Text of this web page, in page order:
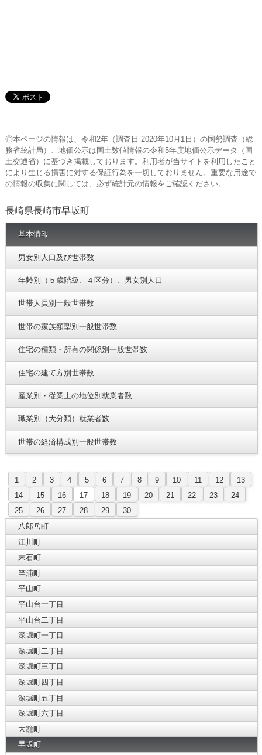
◎本ページの情報は、令和2年（調査日 2020年10月1日）の国勢調査（総
務省統計局）、地価公示は国土数値情報の令和5年度地価公示データ（国
土交通省）に基づき掲載しております。利用者が当サイトを利用したこと
により生じる損害に対する保証行為を一切しておりません。重要な用途で
の情報の収集に関しては、必ず統計元の情報をご確認ください。
長崎県長崎市早坂町
基本情報
男女別人口及び世帯数
年齢別（５歳階級、４区分）、男女別人口
世帯人員別一般世帯数
世帯の家族類型別一般世帯数
住宅の種類・所有の関係別一般世帯数
住宅の建て方別世帯数
産業別・従業上の地位別就業者数
職業別（大分類）就業者数
世帯の経済構成別一般世帯数
1 2 3 4 5 6 7 8 9 10 11 12
13
14
15 16 17 18 19 20 21 22 23
24
25
26 27 28 29
30
八郎岳町
江川町
末石町
竿浦町
平山町
平山台一丁目
平山台二丁目
深堀町一丁目
深堀町二丁目
深堀町三丁目
深堀町四丁目
深堀町五丁目
深堀町六丁目
大籠町
早坂町